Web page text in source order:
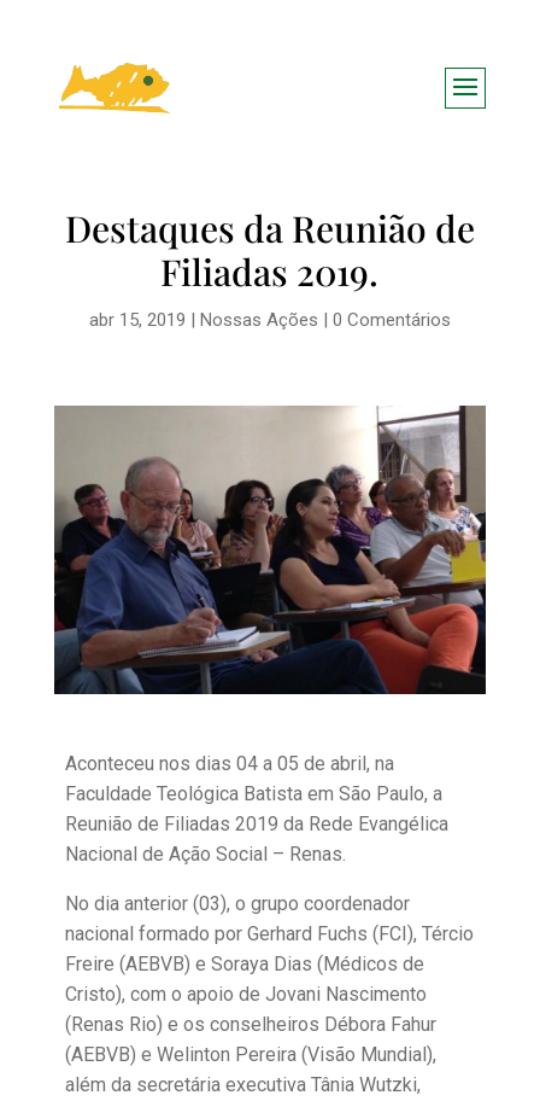
Destaques da Reunião de
Filiadas 2019.
abr 15, 2019 | Nossas Ações | 0 Comentários
Aconteceu nos dias 04 a 05 de abril, na
Faculdade Teológica Batista em São Paulo, a
Reunião de Filiadas 2019 da Rede Evangélica
Nacional de Ação Social – Renas.
No dia anterior (03), o grupo coordenador
nacional formado por Gerhard Fuchs (FCI), Tércio
Freire (AEBVB) e Soraya Dias (Médicos de
Cristo), com o apoio de Jovani Nascimento
(Renas Rio) e os conselheiros Débora Fahur
(AEBVB) e Welinton Pereira (Visão Mundial),
além da secretária executiva Tânia Wutzki,